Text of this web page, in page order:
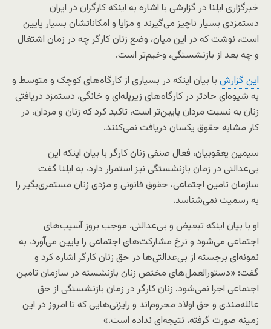
خبرگزاری ایلنا در گزارشی با اشاره به اینکه کارگران در ایران
دستمزدی بسیار ناچیز می‌گیرند و مزایا و امکاناتشان بسیار پایین
است، نوشت که در این میان، وضع زنان کارگر چه در زمان اشتغال
و چه بعد از بازنشستگی، وخیم‌تر است.
این گزارش با بیان اینکه در بسیاری از کارگاه‌های کوچک و متوسط و
به شیوه‌ای حادتر در کارگاه‌های زیرپله‌ای و خانگی، دستمزد دریافتی
زنان به نسبت مردان پایین‌تر است، تاکید کرد که زنان و مردان، در
کار مشابه حقوق یکسان دریافت نمی‌کنند.
سیمین یعقوبیان، فعال صنفی زنان کارگر با بیان اینکه این
بی‌عدالتی در زمان بازنشستگی نیز استمرار دارد، به ایلنا گفت
سازمان تامین اجتماعی، حقوق قانونی و مزدی زنان مستمری‌‌بگیر را
به رسمیت نمی‌شناسد.
او با بیان اینکه تبعیض و بی‌عدالتی، موجب بروز آسیب‌های
اجتماعی می‌شود و نرخ مشارکت‌های اجتماعی را پایین می‌آورد، به
نمونه‌‌ای برجسته از بی‌عدالتی‌ها در حق زنان کارگر اشاره کرد و
گفت: «دستورالعمل‌های مختص زنان بازنشسته در سازمان تامین
اجتماعی اجرا نمی‌شود. زنان کارگر در زمان بازنشستگی از حق
عائله‌مندی و حق اولاد محروم‌اند و رایزنی‌هایی که تا امروز در این
زمینه صورت گرفته، نتیجه‌ای نداده است.»